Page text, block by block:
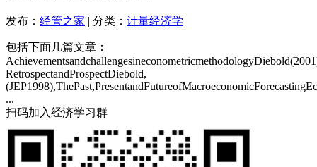
发布： 经管之家 | 分类： 计量经济学
包括下面几篇文章：
RetrospectandProspectDiebold,
...
扫码加入经济学习群